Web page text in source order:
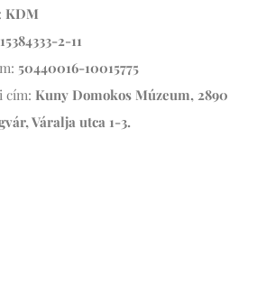
KDM
15384333-2-11
50440016-10015775
cím: Kuny Domokos Múzeum, 2890
Váralja utca 1-3.